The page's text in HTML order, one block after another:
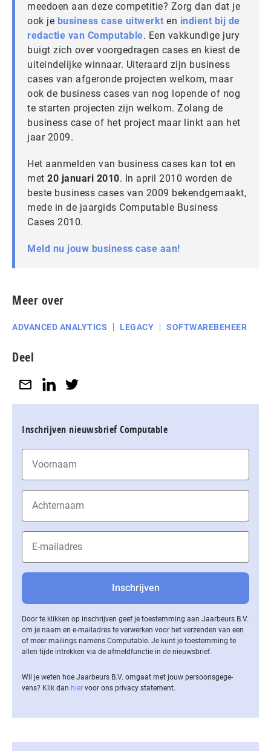
meedoen aan deze competitie? Zorg dan dat je
ook je business case uitwerkt en indient bij de
redactie van Computable. Een vakkundige jury
buigt zich over voorgedragen cases en kiest de
uiteindelijke winnaar. Uiteraard zijn business
cases van afgeronde projecten welkom, maar
ook de business cases van nog lopende of nog
te starten projecten zijn welkom. Zolang de
business case of het project maar linkt aan het
jaar 2009.
Het aanmelden van business cases kan tot en
met 20 januari 2010. In april 2010 worden de
beste business cases van 2009 bekendgemaakt,
mede in de jaargids Computable Business
Cases 2010.
Meld nu jouw business case aan!
Meer over
ADVANCED ANALYTICS LEGACY SOFTWAREBEHEER
Deel
Inschrijven nieuwsbrief Computable
Door te klikken op inschrijven geef je toestemming aan Jaarbeurs B.V.
om je naam en e-mailadres te verwerken voor het verzenden van een
of meer mailings namens Computable. Je kunt je toestemming te
allen tijde intrekken via de af­meld­func­tie in de nieuwsbrief.
Wil je weten hoe Jaarbeurs B.V. omgaat met jouw per­soons­ge­ge­
vens? Klik dan hier voor ons privacy statement.